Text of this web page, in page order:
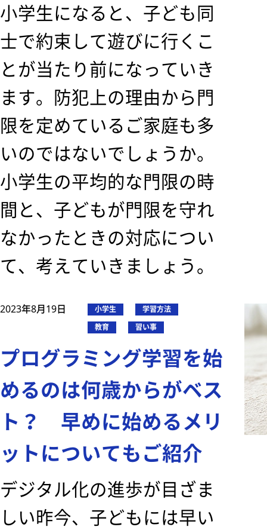
小学生になると、子ども同
士で約束して遊びに行くこ
とが当たり前になっていき
ます。防犯上の理由から門
限を定めているご家庭も多
いのではないでしょうか。
小学生の平均的な門限の時
間と、子どもが門限を守れ
なかったときの対応につい
て、考えていきましょう。
2023年8月19日 小学生
学習方法
教育
習い事
プログラミング学習を始
めるのは何歳からがベス
ト？ 早めに始めるメリ
ットについてもご紹介
デジタル化の進歩が目ざま
しい昨今、子どもには早い